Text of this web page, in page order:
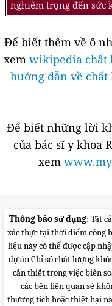
nghiêm trọng đến sức
Để biết thêm về ô
xem wikipedia chất
hướng dẫn về
Để biết những lời
của bác sĩ y khoa
xem
Thông báo sử dụng: Tất
xác thực tại thời điểm công
liệu này có thể được cập
dự án Chỉ số chất lượng
cần thiết trong việc biên
các bên liên quan sẽ
thương tích hoặc thiệt hại